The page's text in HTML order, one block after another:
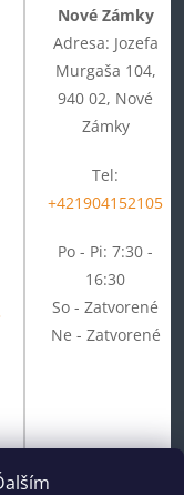
Nové Zámky
Adresa: Jozefa
Murgaša 104,
940 02, Nové
Zámky
Tel:
+421904152105
Po - Pi: 7:30 -
16:30
So - Zatvorené
Ne - Zatvorené